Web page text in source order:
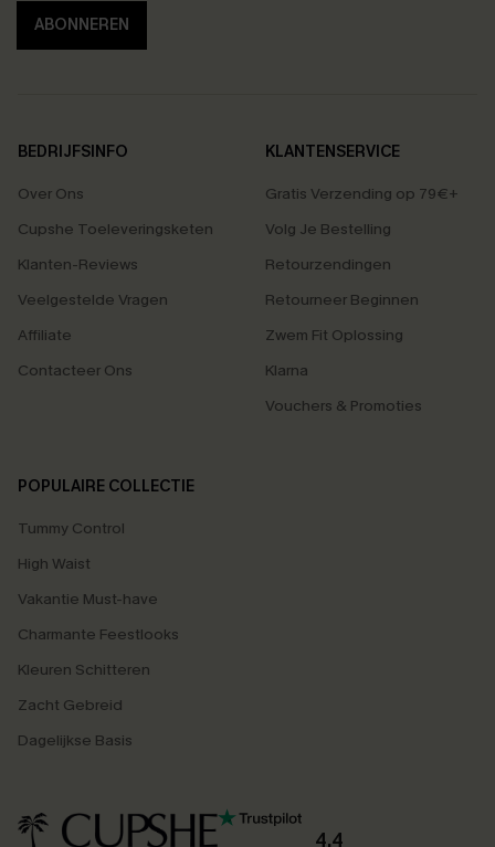
ABONNEREN
BEDRIJFSINFO
Over Ons
Cupshe Toeleveringsketen
Klanten-Reviews
Veelgestelde Vragen
Affiliate
Contacteer Ons
KLANTENSERVICE
Gratis Verzending op 79€+
Volg Je Bestelling
Retourzendingen
Retourneer Beginnen
Zwem Fit Oplossing
Klarna
Vouchers & Promoties
POPULAIRE COLLECTIE
Tummy Control
High Waist
Vakantie Must-have
Charmante Feestlooks
Kleuren Schitteren
Zacht Gebreid
Dagelijkse Basis
4.4